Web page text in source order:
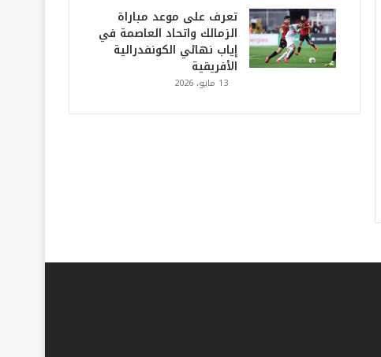
ف
ل
تعرف على موعد مباراة
الزمالك واتحاد العاصمة في
إياب نهائي الكونفدرالية
الأفريقية
13 مايو، 2026